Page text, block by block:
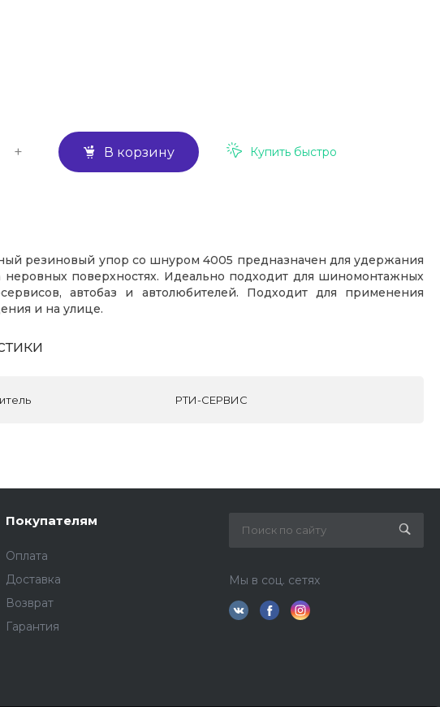
+ В корзину Купить быстро
резиновый упор со шнуром 4005 предназначен для удержания
неровных поверхностях. Идеально подходит для шиномонтажных
автобаз и автолюбителей. Подходит для применения
и на улице.
РТИ-СЕРВИС
Покупателям
Оплата
Доставка
Возврат
Гарантия
Мы в соц. сетях